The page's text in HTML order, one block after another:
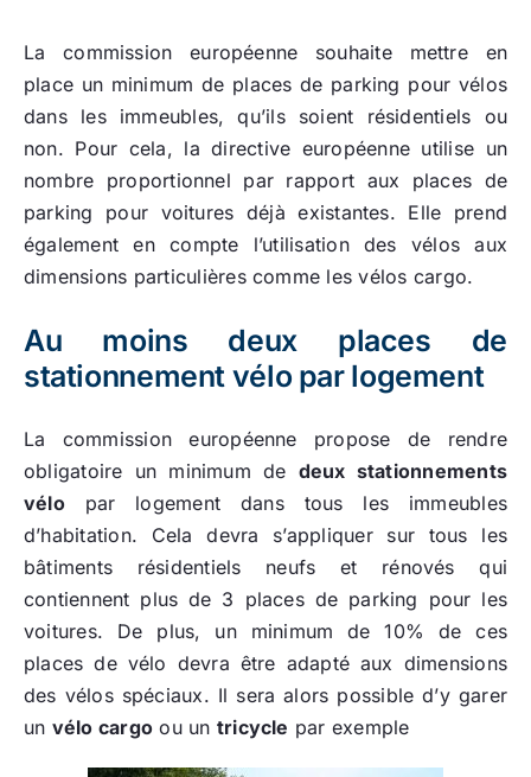
La commission européenne souhaite mettre en
place un minimum de places de parking pour vélos
dans les immeubles, qu’ils soient résidentiels ou
non. Pour cela, la directive européenne utilise un
nombre proportionnel par rapport aux places de
parking pour voitures déjà existantes. Elle prend
également en compte l’utilisation des vélos aux
dimensions particulières comme les vélos cargo.
Au moins deux places de
stationnement vélo par logement
La commission européenne propose de rendre
obligatoire un minimum de deux stationnements
vélopar logement dans tous les immeubles
d’habitation. Cela devra s’appliquer sur tous les
bâtiments résidentiels neufs et rénovés qui
contiennent plus de 3 places de parking pour les
voitures. De plus, un minimum de 10% de ces
places de vélo devra être adapté aux dimensions
des vélos spéciaux. Il sera alors possible d’y garer
un vélo cargo ou un tricycle par exemple